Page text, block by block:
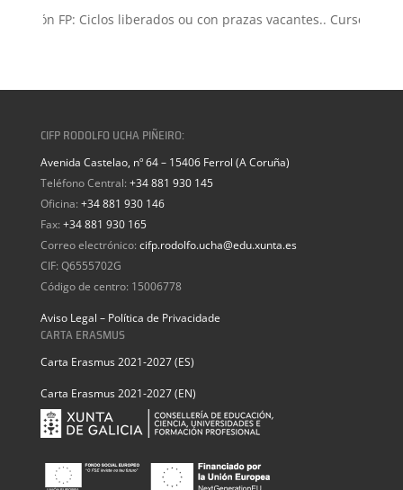
FP: Ciclos liberados ou con prazas vacantes.. Curso 2026-
CIFP RODOLFO UCHA PIÑEIRO:
Avenida Castelao, nº 64 – 15406 Ferrol (A Coruña)
Teléfono Central: +34 881 930 145
Oficina: +34 881 930 146
Fax: +34 881 930 165
Correo electrónico: cifp.rodolfo.ucha@edu.xunta.es
CIF: Q6555702G
Código de centro: 15006778
Aviso Legal – Política de Privacidade
CARTA ERASMUS
Carta Erasmus 2021-2027 (ES)
Carta Erasmus 2021-2027 (EN)